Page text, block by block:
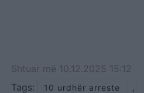
Shtuar më 10.12.2025 15:12
Tags:
10 urdhër arreste ,